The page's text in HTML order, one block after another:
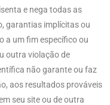
e nega todas as
garantias implícitas ou
a um fim específico ou
outra violação de
não garante ou faz
aos resultados prováveis
seu site ou de outra